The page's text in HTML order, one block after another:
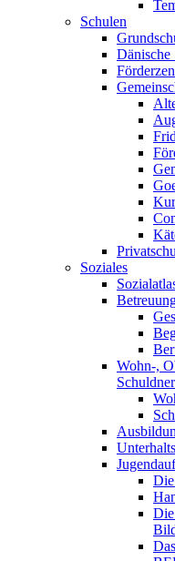
Schulen
Dänische
Soziales
Wohn-,